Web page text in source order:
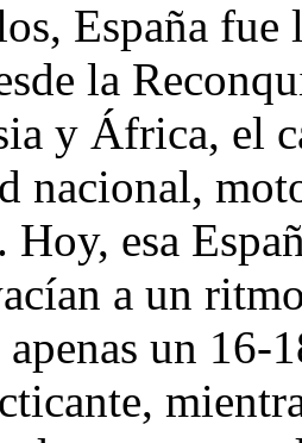
España fue
la
y África, el
nacional,
esa
a un
un 16-